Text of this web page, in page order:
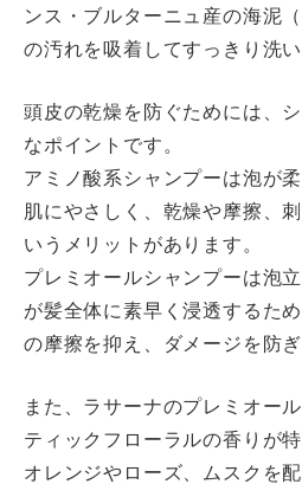
ンス・ブルターニュ産の海泥
の汚れを吸着してすっきり洗い
頭皮の乾燥を防ぐためには、
なポイントです。
アミノ酸系シャンプーは泡が
肌にやさしく、乾燥や摩擦、
いうメリットがあります。
プレミオールシャンプーは泡
が髪全体に素早く浸透するた
の摩擦を抑え、ダメージを防ぎ
また、ラサーナのプレミオー
ティックフローラルの香りが特
オレンジやローズ、ムスクを